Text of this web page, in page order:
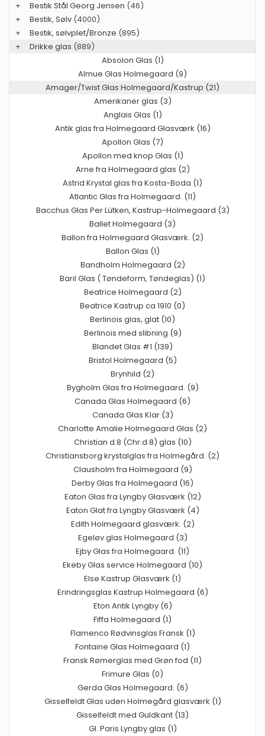
+
Bestik Stål Georg Jensen (46)
+
Bestik, Sølv (4000)
+
Bestik, sølvplet/Bronze (895)
+
Drikke glas (889)
Absolon Glas (1)
Almue Glas Holmegaard (9)
Amager/Twist Glas Holmegaard/Kastrup (21)
Amerikaner glas (3)
Anglais Glas (1)
Antik glas fra Holmegaard Glasværk (16)
Apollon Glas (7)
Apollon med knop Glas (1)
Arne fra Holmegaard glas (2)
Astrid Krystal glas fra Kosta-Boda (1)
Atlantic Glas fra Holmegaard. (11)
Bacchus Glas Per Lütken, Kastrup-Holmegaard (3)
Ballet Holmegaard (3)
Ballon fra Holmegaard Glasværk. (2)
Ballon Glas (1)
Bandholm Holmegaard (2)
Baril Glas ( Tøndeform, Tøndeglas) (1)
Beatrice Holmegaard (2)
Beatrice Kastrup ca 1910 (0)
Berlinois glas, glat (10)
Berlinois med slibning (9)
Blandet Glas #1 (139)
Bristol Holmegaard (5)
Brynhild (2)
Bygholm Glas fra Holmegaard. (9)
Canada Glas Holmegaard (6)
Canada Glas Klar (3)
Charlotte Amalie Holmegaard Glas (2)
Christian d.8 (Chr.d.8) glas (10)
Christiansborg krystalglas fra Holmegård. (2)
Clausholm fra Holmegaard (9)
Derby Glas fra Holmegaard (16)
Eaton Glas fra Lyngby Glasværk (12)
Eaton Glat fra Lyngby Glasværk (4)
Edith Holmegaard glasværk. (2)
Egeløv glas Holmegaard (3)
Ejby Glas fra Holmegaard. (11)
Ekeby Glas service Holmegaard (10)
Else Kastrup Glasværk (1)
Erindringsglas Kastrup Holmegaard (6)
Eton Antik Lyngby (6)
Fiffa Holmegaard (1)
Flamenco Rødvinsglas Fransk (1)
Fontaine Glas Holmegaard (1)
Fransk Rømerglas med Grøn fod (11)
Frimure Glas (0)
Gerda Glas Holmegaard. (6)
Gisselfeldt Glas uden Holmegård glasværk (1)
Gisselfeldt med Guldkant (13)
Gl. Paris Lyngby glas (1)